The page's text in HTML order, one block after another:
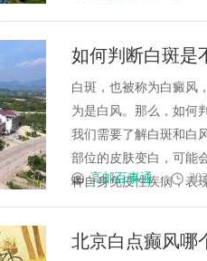
如何判断白斑是
白斑，也被称为白癜风
为是白风。那么，如何
我们需要了解白斑和白
部位的皮肤变白，可能
种自身免疫性疾病，表
高邮百事通
北京白点癫风哪
商标转让：附带原创设计，提升
辨识度